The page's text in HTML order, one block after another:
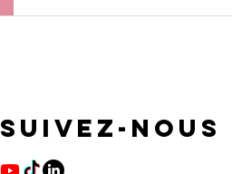
la
SUIVEZ-NOUS